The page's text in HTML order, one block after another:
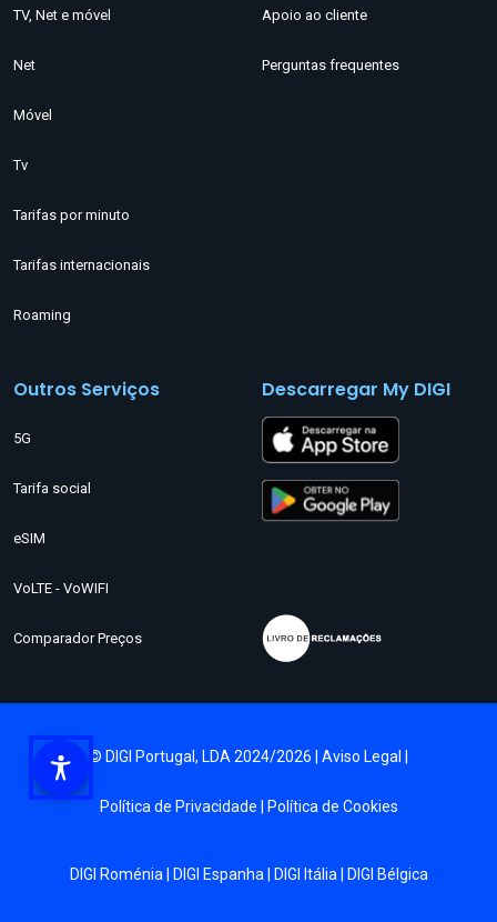
TV, Net e móvel
Net
Móvel
Tv
Tarifas por minuto
Tarifas internacionais
Roaming
Apoio ao cliente
Perguntas frequentes
Outros Serviços
5G
Tarifa social
eSIM
VoLTE - VoWIFI
Comparador Preços
Descarregar My DIGI
© DIGI Portugal, LDA 2024/2026 | Aviso Legal
Política de Privacidade Política de Cookies
DIGI Roménia| DIGI Espanha| DIGI Itália| DIGI Bélgica